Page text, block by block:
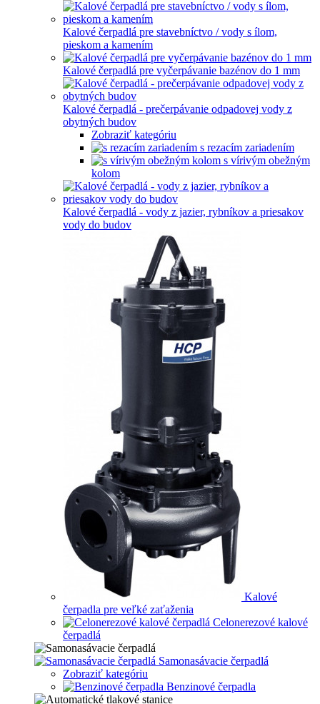
Kalové čerpadlá pre stavebníctvo / vody s ílom,
pieskom a kamením
Kalové čerpadlá pre vyčerpávanie bazénov do 1 mm
Kalové čerpadlá - prečerpávanie odpadovej vody z
obytných budov
Zobraziť kategóriu
s rezacím zariadením
s vírivým obežným
kolom
Kalové čerpadlá - vody z jazier, rybníkov a priesakov
vody do budov
Kalové
čerpadla pre veľké zaťaženia
Celonerezové kalové
čerpadlá
Samonasávacie čerpadlá
Zobraziť kategóriu
Benzinové čerpadla